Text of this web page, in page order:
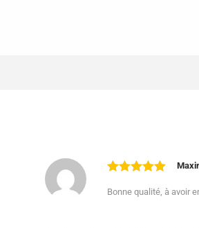
Bonne qualité, à avoir